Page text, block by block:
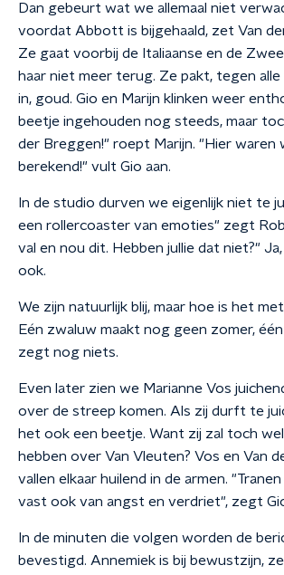
Dan gebeurt wat we allemaal niet
voordat Abbott is bijgehaald, zet Van
Ze gaat voorbij de Italiaanse en de
haar niet meer terug. Ze pakt, tegen
in, goud. Gio en Marijn klinken weer
beetje ingehouden nog steeds, maar
der Breggen!" roept Marijn. "Hier waren
berekend!" vult Gio aan.
In de studio durven we eigenlijk niet te
een rollercoaster van emoties" zegt
val en nou dit. Hebben jullie dat niet?"
ook.
We zijn natuurlijk blij, maar hoe is het
Eén zwaluw maakt nog geen zomer, één
zegt nog niets.
Even later zien we Marianne Vos
over de streep komen. Als zij durft te
het ook een beetje. Want zij zal toch
hebben over Van Vleuten? Vos en Van
vallen elkaar huilend in de armen.
vast ook van angst en verdriet", zegt
In de minuten die volgen worden de
bevestigd. Annemiek is bij bewustzijn,